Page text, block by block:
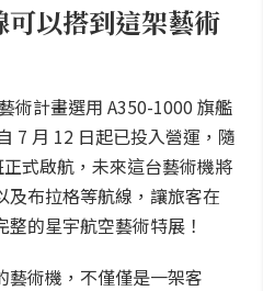
以搭到這架藝術
術計畫選用 A350-1000 旗艦
7 月 12 日起已投入營運，隨
式啟航，未來這台藝術機將
及布拉格等航線，讓旅客在
的星宇航空藝術特展！
藝術機，不僅僅是一架客